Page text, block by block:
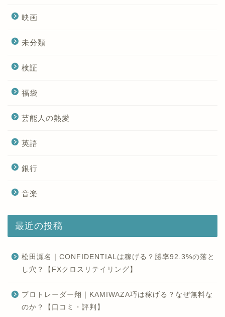
映画
未分類
検証
福袋
芸能人の熱愛
英語
銀行
音楽
最近の投稿
松田瀬名｜CONFIDENTIALは稼げる？勝率92.3%の落と
し穴？【FXクロスリテイリング】
プロトレーダー翔｜KAMIWAZA巧は稼げる？なぜ無料な
のか？【口コミ・評判】